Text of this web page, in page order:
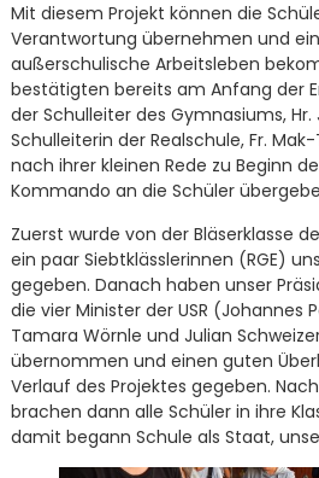
Mit diesem Projekt können die
Verantwortung übernehmen und
außerschulische Arbeitsleben
bestätigten bereits am Anfang der
der Schulleiter des Gymnasiums, Hr.
Schulleiterin der Realschule, Fr.
nach ihrer kleinen Rede zu Beginn
Kommando an die Schüler
Zuerst wurde von der Bläserklasse
ein paar Siebtklässlerinnen (RGE)
gegeben. Danach haben unser
die vier Minister der USR (Johannes
Tamara Wörnle und Julian
übernommen und einen guten
Verlauf des Projektes gegeben.
brachen dann alle Schüler in ihre
damit begann Schule als Staat,